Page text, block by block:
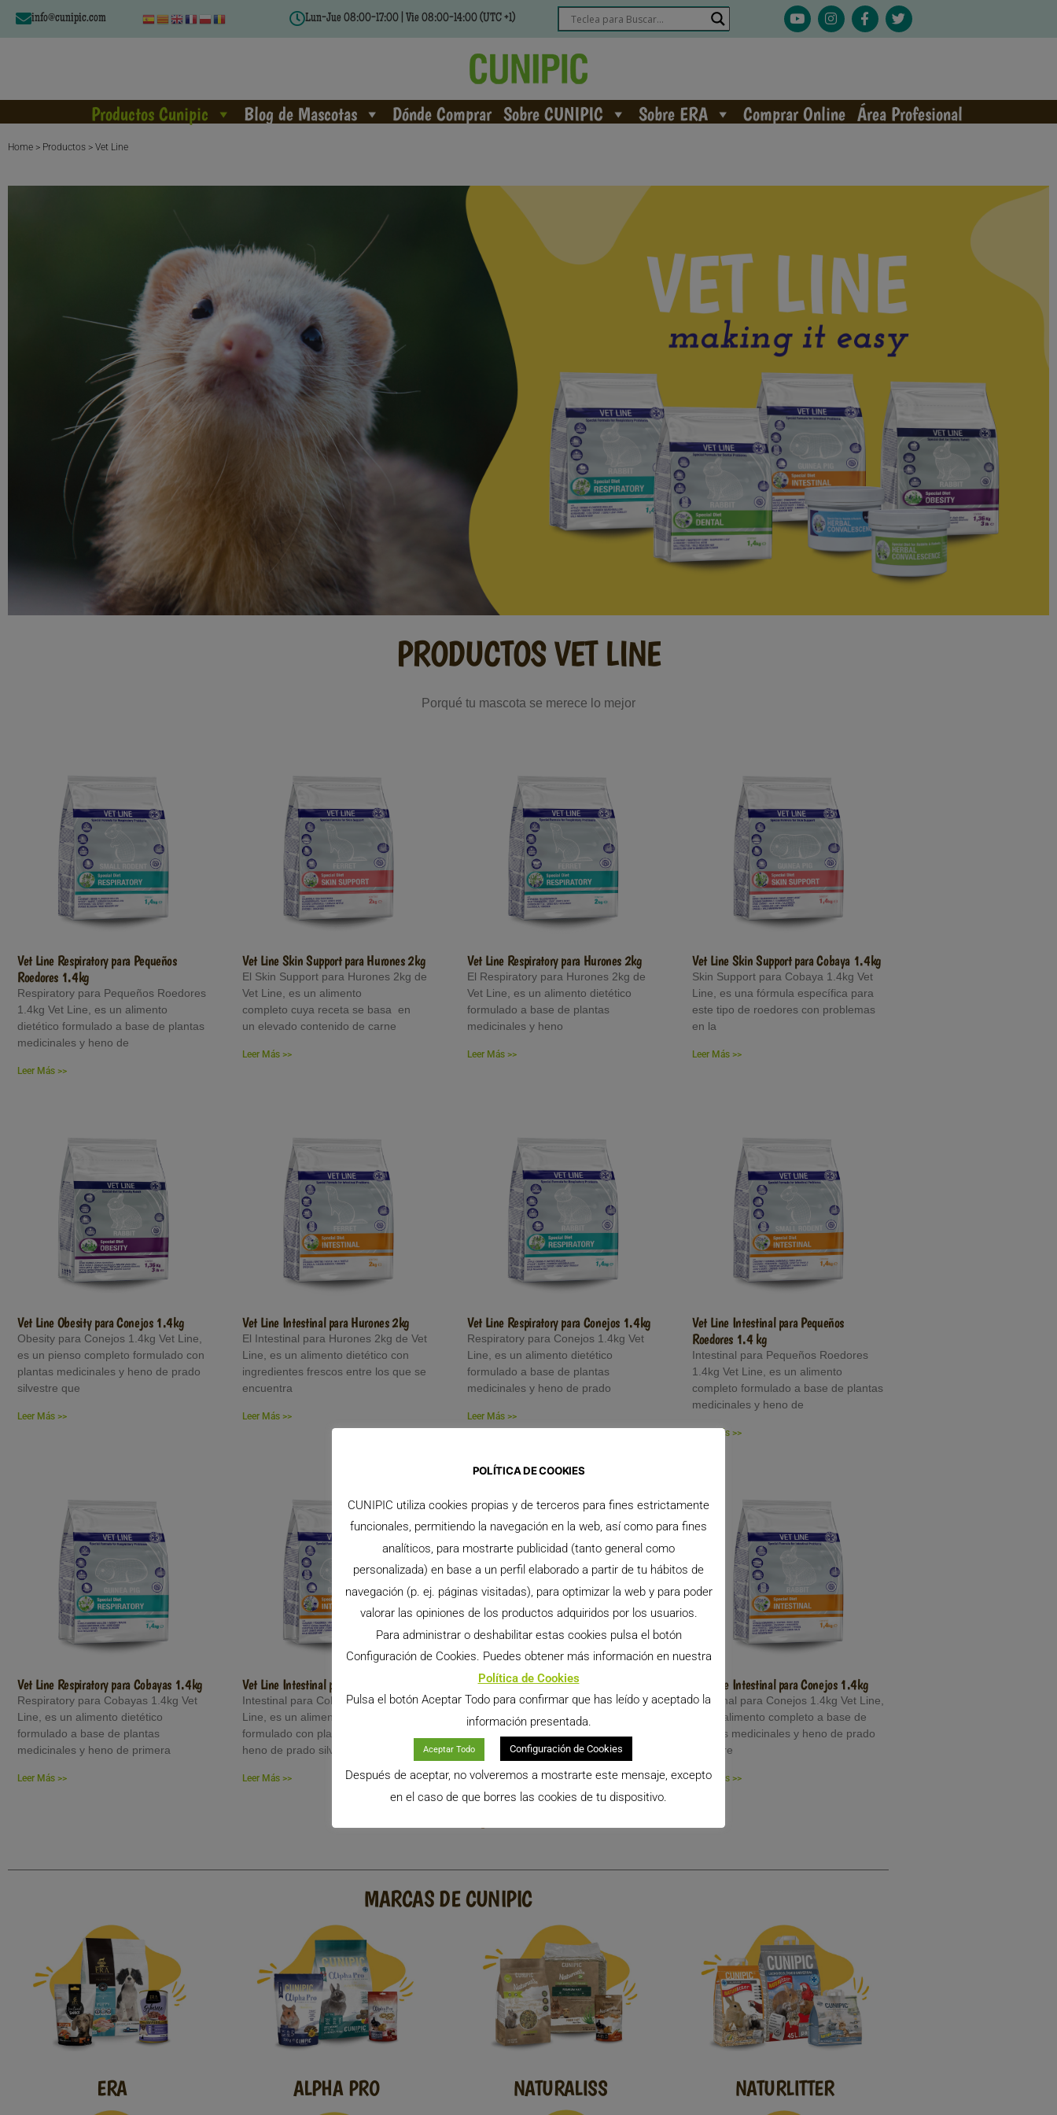
info@cunipic.com Lun-Jue 08:00-17:00 | Vie 08:00-14:00 (UTC +1)
Productos Cunipic Blog de Mascotas Dónde Comprar Sobre CUNIPIC Sobre ERA Comprar Online Área Profesional
Home > Productos > Vet Line
PRODUCTOS VET LINE
Porqué tu mascota se merece lo mejor
Vet Line Respiratory para Pequeños
Roedores 1.4kg
Respiratory para Pequeños Roedores
1.4kg Vet Line, es un alimento
dietético formulado a base de plantas
medicinales y heno de
Leer Más >>
Vet Line Skin Support para Hurones 2kg
El Skin Support para Hurones 2kg de
Vet Line, es un alimento
completo cuya receta se basa en
un elevado contenido de carne
Leer Más >>
Vet Line Respiratory para Hurones 2kg
El Respiratory para Hurones 2kg de
Vet Line, es un alimento dietético
formulado a base de plantas
medicinales y heno
Leer Más >>
Vet Line Skin Support para Cobaya 1.4kg
Skin Support para Cobaya 1.4kg Vet
Line, es una fórmula específica para
este tipo de roedores con problemas
en la
Leer Más >>
Vet Line Obesity para Conejos 1.4kg
Obesity para Conejos 1.4kg Vet Line,
es un pienso completo formulado con
plantas medicinales y heno de prado
silvestre que
Leer Más >>
Vet Line Intestinal para Hurones 2kg
El Intestinal para Hurones 2kg de Vet
Line, es un alimento dietético con
ingredientes frescos entre los que se
encuentra
Leer Más >>
Vet Line Respiratory para Conejos 1.4kg
Respiratory para Conejos 1.4kg Vet
Line, es un alimento dietético
formulado a base de plantas
medicinales y heno de prado
Leer Más >>
Vet Line Intestinal para Pequeños
Roedores 1.4 kg
Intestinal para Pequeños Roedores
1.4kg Vet Line, es un alimento
completo formulado a base de plantas
medicinales y heno de
Leer Más >>
Vet Line Respiratory para Cobayas 1.4kg
Respiratory para Cobayas 1.4kg Vet
Line, es un alimento dietético
formulado a base de plantas
medicinales y heno de primera
Leer Más >>
Vet Line Intestinal para Cobayas 1.4kg
Intestinal para Cobayas 1.4kg Vet
Line, es un alimento completo
formulado con plantas medicinales y
heno de prado silvestre que
Leer Más >>
Vet Line Skin Support para Conejos 1.4kg
Skin Support para Conejos 1.4kg Vet
Line, es un alimento completo
heno de prado silvestre
Leer Más >>
Vet Line Intestinal para Conejos 1.4kg
Intestinal para Conejos 1.4kg Vet Line,
es un alimento completo a base de
plantas medicinales y heno de prado
silvestre
Leer Más >>
MARCAS DE CUNIPIC
ERA ALPHA PRO NATURALISS NATURLITTER
POLÍTICA DE COOKIES
CUNIPIC utiliza cookies propias y de terceros para fines estrictamente
funcionales, permitiendo la navegación en la web, así como para fines
analíticos, para mostrarte publicidad (tanto general como
personalizada) en base a un perfil elaborado a partir de tu hábitos de
navegación (p. ej. páginas visitadas), para optimizar la web y para poder
valorar las opiniones de los productos adquiridos por los usuarios.
Para administrar o deshabilitar estas cookies pulsa el botón
Configuración de Cookies. Puedes obtener más información en nuestra
Política de Cookies
Pulsa el botón Aceptar Todo para confirmar que has leído y aceptado la
información presentada.
Aceptar Todo Configuración de Cookies
Después de aceptar, no volveremos a mostrarte este mensaje, excepto
en el caso de que borres las cookies de tu dispositivo.